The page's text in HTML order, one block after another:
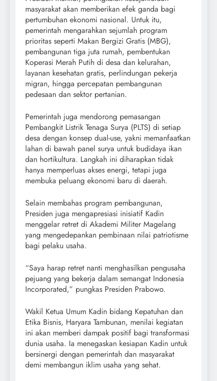
masyarakat akan memberikan efek ganda bagi
pertumbuhan ekonomi nasional. Untuk itu,
pemerintah mengarahkan sejumlah program
prioritas seperti Makan Bergizi Gratis (MBG),
pembangunan tiga juta rumah, pembentukan
Koperasi Merah Putih di desa dan kelurahan,
layanan kesehatan gratis, perlindungan pekerja
migran, hingga percepatan pembangunan
pedesaan dan sektor pertanian.
Pemerintah juga mendorong pemasangan
Pembangkit Listrik Tenaga Surya (PLTS) di setiap
desa dengan konsep dual-use, yakni memanfaatkan
lahan di bawah panel surya untuk budidaya ikan
dan hortikultura. Langkah ini diharapkan tidak
hanya memperluas akses energi, tetapi juga
membuka peluang ekonomi baru di daerah.
Selain membahas program pembangunan,
Presiden juga mengapresiasi inisiatif Kadin
menggelar retret di Akademi Militer Magelang
yang mengedepankan pembinaan nilai patriotisme
bagi pelaku usaha.
“Saya harap retret nanti menghasilkan pengusaha
pejuang yang bekerja dalam semangat Indonesia
Incorporated,” pungkas Presiden Prabowo.
Wakil Ketua Umum Kadin bidang Kepatuhan dan
Etika Bisnis, Haryara Tambunan, menilai kegiatan
ini akan memberi dampak positif bagi transformasi
dunia usaha. Ia menegaskan kesiapan Kadin untuk
bersinergi dengan pemerintah dan masyarakat
demi membangun iklim usaha yang sehat.